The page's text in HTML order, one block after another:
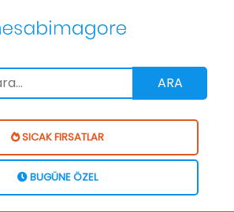
ARA
SICAK FIRSATLAR
BUGÜNE ÖZEL